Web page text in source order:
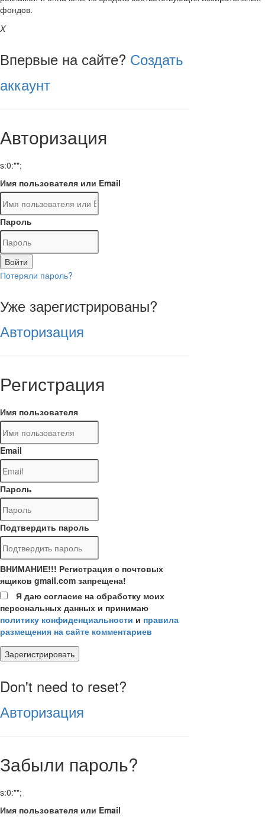
фондов.
X
Впервые на сайте? Создать
аккаунт
Авторизация
s:0:"";
Имя пользователя или Email
Пароль
Войти
Потеряли пароль?
Уже зарегистрированы?
Авторизация
Регистрация
Имя пользователя
Email
Пароль
Подтвердить пароль
ВНИМАНИЕ!!! Регистрация с почтовых
ящиков gmail.com запрещена!
Я даю согласие на обработку моих
персональных данных и принимаю
политику конфиденциальности и правила
размещения на сайте комментариев
Зарегистрировать
Don't need to reset?
Авторизация
Забыли пароль?
s:0:"";
Имя пользователя или Email